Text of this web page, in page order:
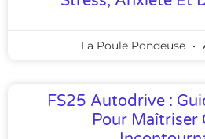
La Poule Pondeuse
FS25 Autodrive :
Pour Maîtriser